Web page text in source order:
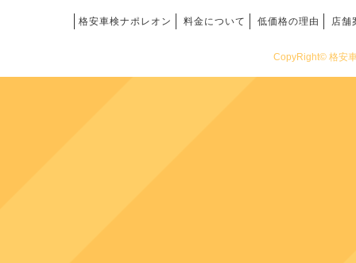
格安車検ナポレオン 料金について 低価格の理由 店舗
CopyRight© 格安